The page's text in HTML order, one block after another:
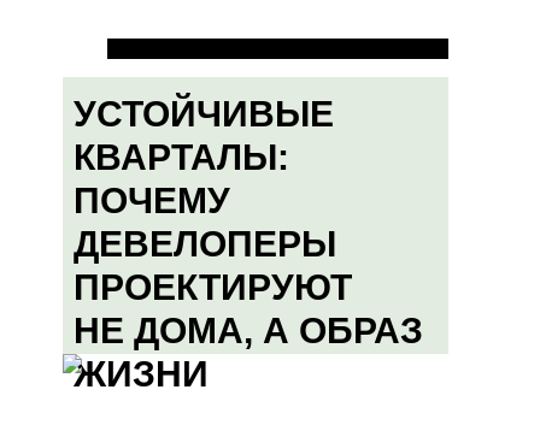
УСТОЙЧИВЫЕ
КВАРТАЛЫ:
ПОЧЕМУ
ДЕВЕЛОПЕРЫ
ПРОЕКТИРУЮТ
НЕ ДОМА, А ОБРАЗ
ЖИЗНИ